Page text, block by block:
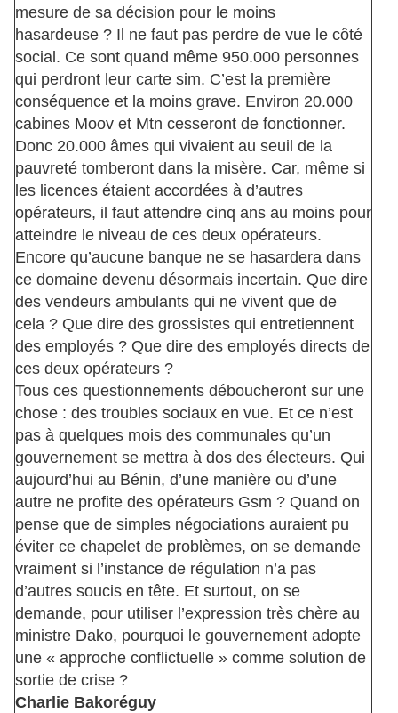
mesure de sa décision pour le moins
hasardeuse ? Il ne faut pas perdre de vue le côté
social. Ce sont quand même 950.000 personnes
qui perdront leur carte sim. C’est la première
conséquence et la moins grave. Environ 20.000
cabines Moov et Mtn cesseront de fonctionner.
Donc 20.000 âmes qui vivaient au seuil de la
pauvreté tomberont dans la misère. Car, même si
les licences étaient accordées à d’autres
opérateurs, il faut attendre cinq ans au moins pour
atteindre le niveau de ces deux opérateurs.
Encore qu’aucune banque ne se hasardera dans
ce domaine devenu désormais incertain. Que dire
des vendeurs ambulants qui ne vivent que de
cela ? Que dire des grossistes qui entretiennent
des employés ? Que dire des employés directs de
ces deux opérateurs ?
Tous ces questionnements déboucheront sur une
chose : des troubles sociaux en vue. Et ce n’est
pas à quelques mois des communales qu’un
gouvernement se mettra à dos des électeurs. Qui
aujourd’hui au Bénin, d’une manière ou d’une
autre ne profite des opérateurs Gsm ? Quand on
pense que de simples négociations auraient pu
éviter ce chapelet de problèmes, on se demande
vraiment si l’instance de régulation n’a pas
d’autres soucis en tête. Et surtout, on se
demande, pour utiliser l’expression très chère au
ministre Dako, pourquoi le gouvernement adopte
une « approche conflictuelle » comme solution de
sortie de crise ?
Charlie Bakoréguy